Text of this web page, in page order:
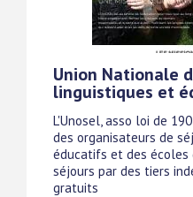
Union Nationale
linguistiques et
L'Unosel, asso loi de
des organisateurs de
éducatifs et des écoles
séjours par des tiers
gratuits